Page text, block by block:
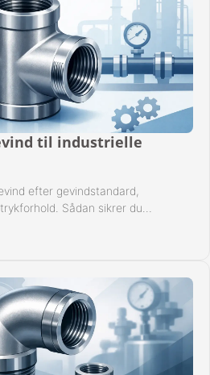
til industrielle
efter gevindstandard,
Sådan sikrer du